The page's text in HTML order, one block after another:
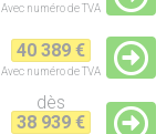
Avec numéro de TVA
40 389 €
Avec numéro de TVA
dès
38 939 €